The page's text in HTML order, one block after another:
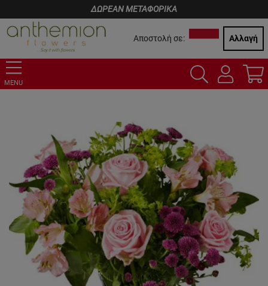
ΔΩΡΕΑΝ ΜΕΤΑΦΟΡΙΚΑ
Αποστολή σε: Αλλαγή
MENU